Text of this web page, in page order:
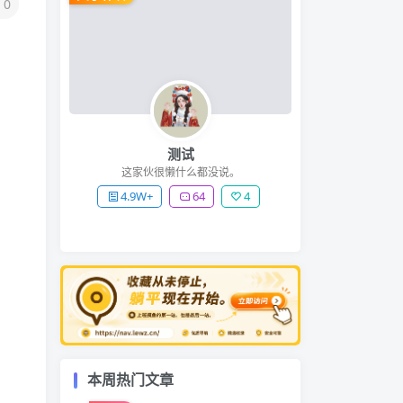
0
测试
这家伙很懒什么都没说。
4.9W+ 64 4
本周热门文章